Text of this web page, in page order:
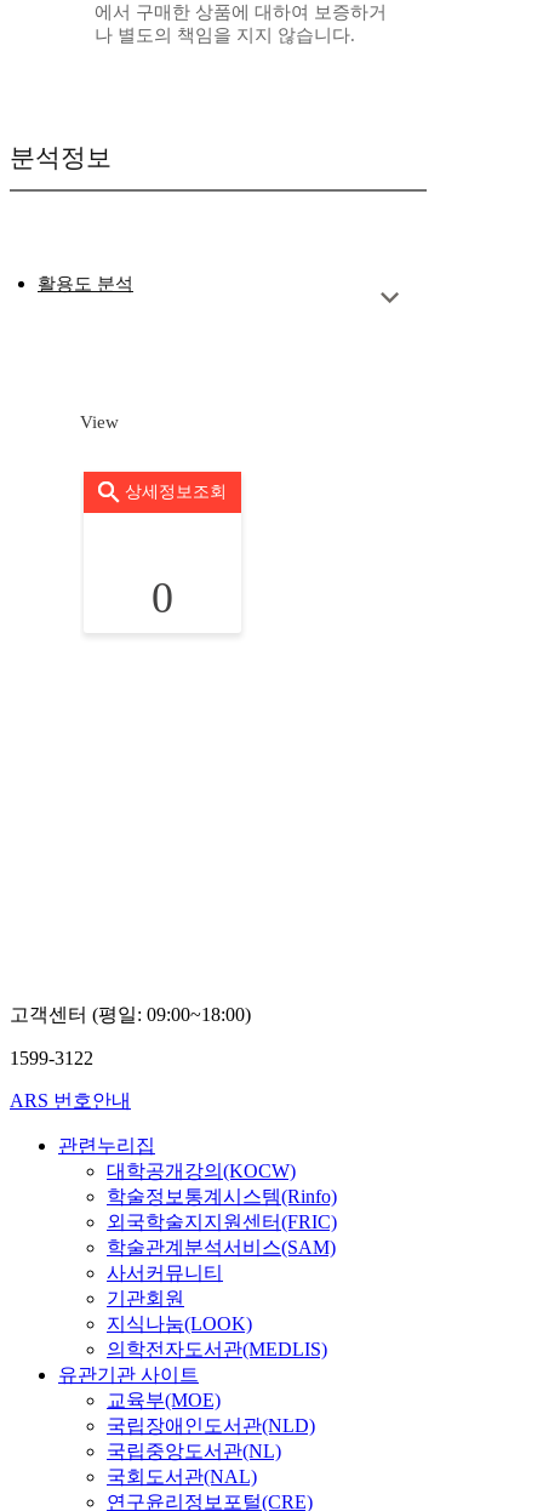
에서 구매한 상품에 대하여 보증하거
나 별도의 책임을 지지 않습니다.
분석정보
활용도 분석
View
상세정보조회
0
고객센터 (평일: 09:00~18:00)
1599-3122
ARS 번호안내
관련누리집
대학공개강의(KOCW)
학술정보통계시스템(Rinfo)
외국학술지지원센터(FRIC)
학술관계분석서비스(SAM)
사서커뮤니티
기관회원
지식나눔(LOOK)
의학전자도서관(MEDLIS)
유관기관 사이트
교육부(MOE)
국립장애인도서관(NLD)
국립중앙도서관(NL)
국회도서관(NAL)
연구윤리정보포털(CRE)